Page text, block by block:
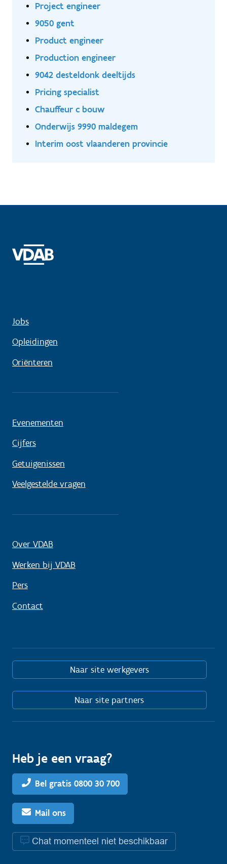
Project engineer
9050 gent
Product engineer
Production engineer
9042 desteldonk deeltijds
Pricing specialist
Chauffeur c bouw
Onderwijs 9990 maldegem
Interim oost vlaanderen provincie
Jobs
Opleidingen
Oriënteren
Evenementen
Cijfers
Getuigenissen
Veelgestelde vragen
Over VDAB
Werken bij VDAB
Pers
Contact
Naar site werkgevers
Naar site partners
Heb je een vraag?
Bel gratis 0800 30 700
Mail ons
Chat momenteel niet beschikbaar